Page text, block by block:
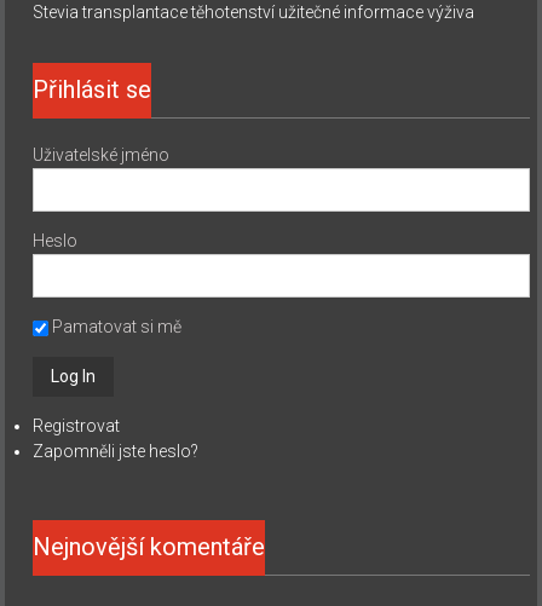
Stevia transplantace těhotenství užitečné informace výživa
Přihlásit se
Uživatelské jméno
Heslo
Pamatovat si mě
Registrovat
Zapomněli jste heslo?
Nejnovější komentáře